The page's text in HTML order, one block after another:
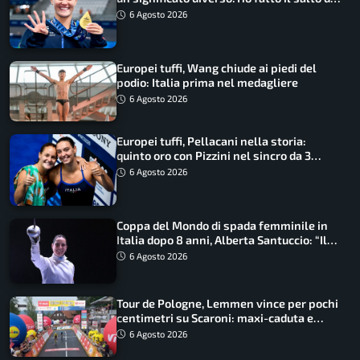
qualità”
6 Agosto 2026
Europei tuffi, Wang chiude ai piedi del
podio: Italia prima nel medagliere
6 Agosto 2026
Europei tuffi, Pellacani nella storia:
quinto oro con Pizzini nel sincro da 3
metri
6 Agosto 2026
Coppa del Mondo di spada femminile in
Italia dopo 8 anni, Alberta Santuccio: “Il
lavoro dà sempre i suoi frutti”
6 Agosto 2026
Tour de Pologne, Lemmen vince per pochi
centimetri su Scaroni: maxi-caduta e
tappa accorciata
6 Agosto 2026